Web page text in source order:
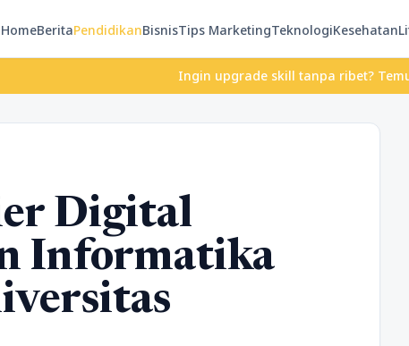
HomeBeritaPendidikanBisnisTips MarketingTeknologiKesehatan
Ingin upgrade skill tanpa ribet? Temukan
Digital
Informatika